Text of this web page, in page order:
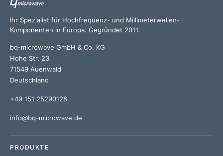
Ihr Spezialist für Hochfrequenz- und Millimeterwellen-
Komponenten in Europa. Gegründet 2011.
bq-microwave GmbH & Co. KG
Hohe Str. 23
71549 Auenwald
Deutschland
+49 151 25290128
info@bq-microwave.de
PRODUKTE